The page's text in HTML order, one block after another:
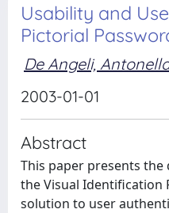
Usability and
Pictorial
De Angeli,
2003-01-01
Abstract
This paper presents
the Visual Identification
solution to user